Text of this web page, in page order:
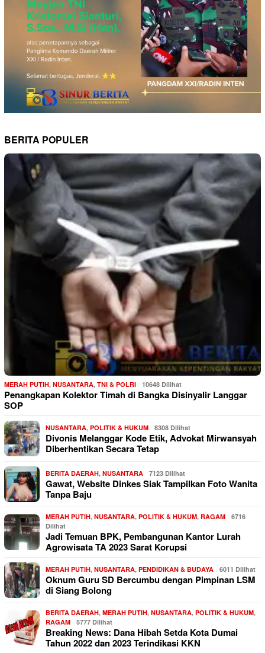
BERITA POPULER
MERAH PUTIH, NUSANTARA, TNI & POLRI 10648 Dilihat
Penangkapan Kolektor Timah di Bangka Disinyalir Langgar
SOP
NUSANTARA, POLITIK & HUKUM 8308 Dilihat
Divonis Melanggar Kode Etik, Advokat Mirwansyah
Diberhentikan Secara Tetap
BERITA DAERAH, NUSANTARA 7123 Dilihat
Gawat, Website Dinkes Siak Tampilkan Foto Wanita
Tanpa Baju
MERAH PUTIH, NUSANTARA, POLITIK & HUKUM, RAGAM
6716
Dilihat
Jadi Temuan BPK, Pembangunan Kantor Lurah
Agrowisata TA 2023 Sarat Korupsi
MERAH PUTIH, NUSANTARA, PENDIDIKAN & BUDAYA 6011 Dilihat
Oknum Guru SD Bercumbu dengan Pimpinan LSM
di Siang Bolong
BERITA DAERAH, MERAH PUTIH, NUSANTARA, POLITIK & HUKUM,
RAGAM
5777 Dilihat
Breaking News: Dana Hibah Setda Kota Dumai
Tahun 2022 dan 2023 Terindikasi KKN